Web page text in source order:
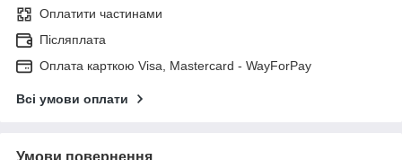
Оплатити частинами
Післяплата
Оплата карткою Visa, Mastercard - WayForPay
Всі умови оплати